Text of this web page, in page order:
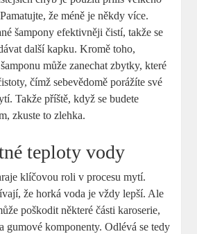
že méně je někdy více.
šampony efektivněji čistí, takže se
další kapku. Kromě toho,
může zanechat zbytky, které
čímž sebevědomě porážíte své
Takže příště, když se budete
zkuste to zlehka.
teploty vody
klíčovou roli v procesu mytí.
že horká voda je vždy lepší. Ale
poškodit některé části karoserie,
gumové komponenty. Odlévá se tedy